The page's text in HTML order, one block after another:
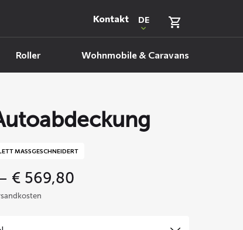
Kontakt
DE
Roller Wohnmobile & Caravans
MASSGESCHNEIDERT
€ 569,80